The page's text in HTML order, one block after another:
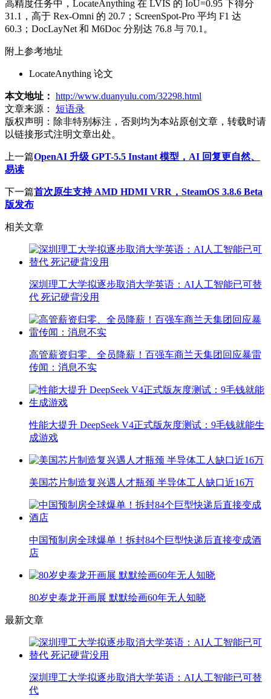
高精度任务中，LocateAnything 在 LVIS 的 IoU=0.95 下得分
31.1，高于 Rex-Omni 的 20.7；ScreenSpot-Pro 平均 F1 达
60.3；DocLayNet 和 M6Doc 分别达 76.8 与 70.1。
附上参考地址
LocateAnything 论文
本文地址： http://www.duanyulu.com/32298.html
文章来源：
短语录
版权声明： 除非特别标注，否则均为本站原创文章，转载时请
以链接形式注明文章出处。
上一篇OpenAI 升级 GPT-5.5 Instant 模型，AI 回复更自然、
易读
下一篇首次原生支持 AMD HDMI VRR，SteamOS 3.8.6 Beta
版发布
相关文章
深圳理工大学拟逐步取消大学英语：AI人工智能已可替
代 死记硬背没用
高管薪资归零、全员降薪！百强车商兰天集团回应暴雷
传闻：消息不实
性能大提升 DeepSeek V4正式版灰度测试：9毛钱就能生
成游戏
美国芯片制造复兴遇人才瓶颈 半导体工人缺口近16万
中国预制房全球爆单！拆封84个巨型快递后直接变成酒
店
80岁史泰龙开画展 默默绘画60年无人知晓
最新文章
深圳理工大学拟逐步取消大学英语：AI人工智能已可替
代